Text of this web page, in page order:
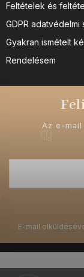
Feltételek és
GDPR adatvédelmi
Gyakran ismételt
Rendelésem
Az e-mail